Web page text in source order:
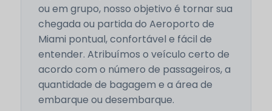
ou em grupo, nosso objetivo é tornar sua
chegada ou partida do Aeroporto de
Miami pontual, confortável e fácil de
entender. Atribuímos o veículo certo de
acordo com o número de passageiros, a
quantidade de bagagem e a área de
embarque ou desembarque.